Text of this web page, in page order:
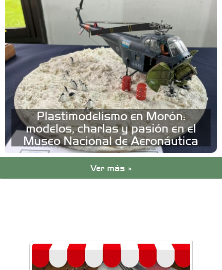
Plastimodelismo en Morón:
modelos, charlas y pasión en el
Museo Nacional de Aeronáutica
Ver más »